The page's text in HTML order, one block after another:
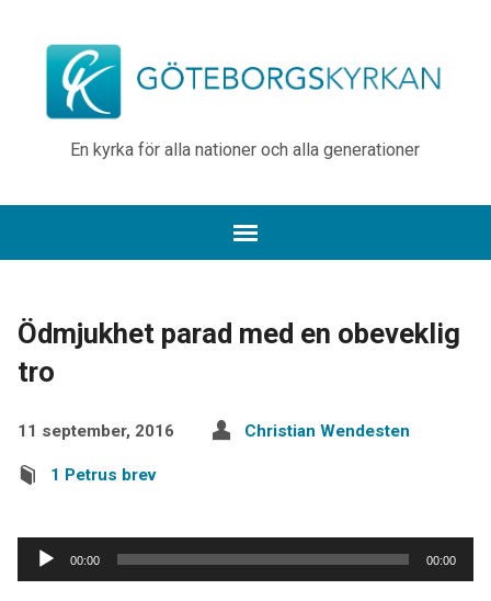
En kyrka för alla nationer och alla generationer
Ödmjukhet parad med en obeveklig
tro
11 september, 2016 Christian Wendesten
1 Petrus brev
Ljudspelare
00:00 00:00